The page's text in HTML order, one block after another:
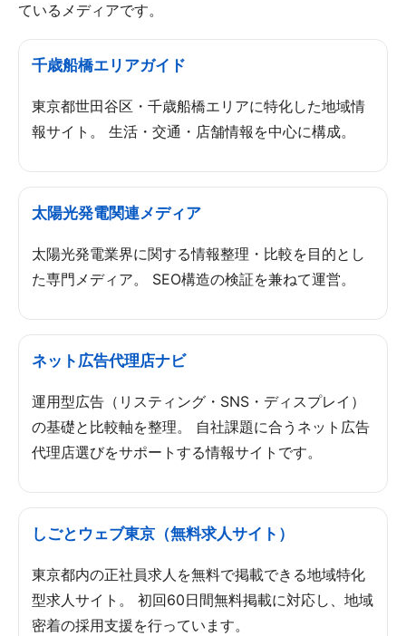
ているメディアです。
千歳船橋エリアガイド
東京都世田谷区・千歳船橋エリアに特化した地域情
報サイト。 生活・交通・店舗情報を中心に構成。
太陽光発電関連メディア
太陽光発電業界に関する情報整理・比較を目的とし
た専門メディア。 SEO構造の検証を兼ねて運営。
ネット広告代理店ナビ
運用型広告（リスティング・SNS・ディスプレイ）
の基礎と比較軸を整理。 自社課題に合うネット広告
代理店選びをサポートする情報サイトです。
しごとウェブ東京（無料求人サイト）
東京都内の正社員求人を無料で掲載できる地域特化
型求人サイト。 初回60日間無料掲載に対応し、地域
密着の採用支援を行っています。